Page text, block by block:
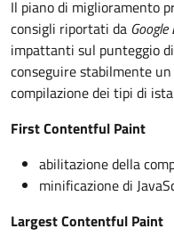
Il piano di miglioramento
consigli riportati da
impattanti sul punteggio
conseguire stabilmente
compilazione dei tipi di
First Contentful Paint
abilitazione della
minificazione di
Largest Contentful Paint